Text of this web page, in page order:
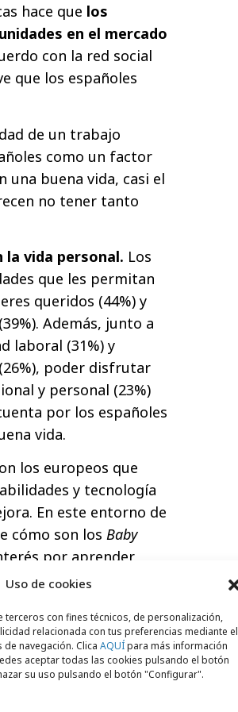
Uso de cookies
con fines técnicos, de personalización,
relacionada con tus preferencias mediante el
navegación. Clica AQUÍpara más información
aceptar todas las cookies pulsando el botón
su uso pulsando el botón "Configurar".
hace que los
en el mercado
con la red social
que los españoles
de un trabajo
como un factor
una buena vida, casi el
no tener tanto
la vida personal. Los
que les permitan
queridos (44%) y
Además, junto a
laboral (31%) y
poder disfrutar
y personal (23%)
por los españoles
vida.
los europeos que
y tecnología
En este entorno de
cómo son los Baby
por aprender
en este complejo
sonlas barreras
profesional como en
de